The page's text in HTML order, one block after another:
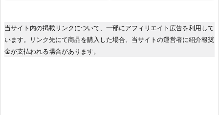
当サイト内の掲載リンクについて、一部にアフィリエイト広告を利用して
います。リンク先にて商品を購入した場合、当サイトの運営者に紹介報奨
金が支払われる場合があります。